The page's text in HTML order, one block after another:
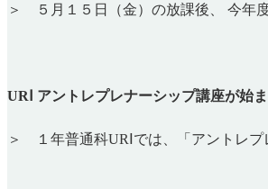
＞ ５月１５日（金）の放課後、 今年
URⅠ アントレプレナーシップ講座が始
＞ １年普通科URⅠでは、「アントレプ